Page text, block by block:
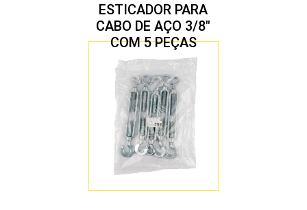
ESTICADOR PARA
CABO DE AÇO 3/8″
COM 5 PEÇAS